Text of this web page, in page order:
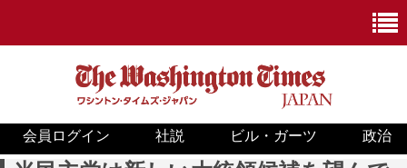
ニュース
会員ログイン 社説 ビル・ガーツ 政治